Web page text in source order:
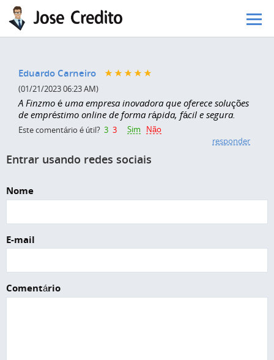
Pular para o conteúdo principal
Eduardo Carneiro
(01/21/2023 06:23 AM)
A Finzmo é uma empresa inovadora que oferece soluções
de empréstimo online de forma rápida, fácil e segura.
Este comentário é útil? 3 3 Sim
Não
responder
Entrar usando redes sociais
Nome
E-mail
Comentário